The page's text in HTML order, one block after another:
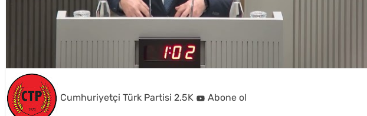
Cumhuriyetçi Türk Partisi 2.5K Abone ol